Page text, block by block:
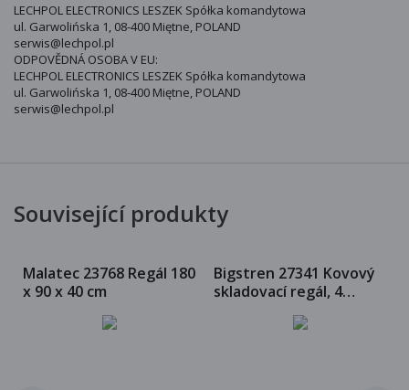
LECHPOL ELECTRONICS LESZEK Spółka komandytowa
ul. Garwolińska 1, 08-400 Miętne, POLAND
serwis@lechpol.pl
ODPOVĚDNÁ OSOBA V EU:
LECHPOL ELECTRONICS LESZEK Spółka komandytowa
ul. Garwolińska 1, 08-400 Miętne, POLAND
serwis@lechpol.pl
Související produkty
Malatec 23768 Regál 180
x 90 x 40 cm
Bigstren 27341 Kovový
skladovací regál, 4
700 kg, černý